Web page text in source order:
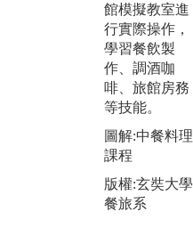
館模擬教室進
行實際操作，
學習餐飲製
作、調酒咖
啡、旅館房務
等技能。
圖解:中餐料理
課程
版權:玄奘大學
餐旅系